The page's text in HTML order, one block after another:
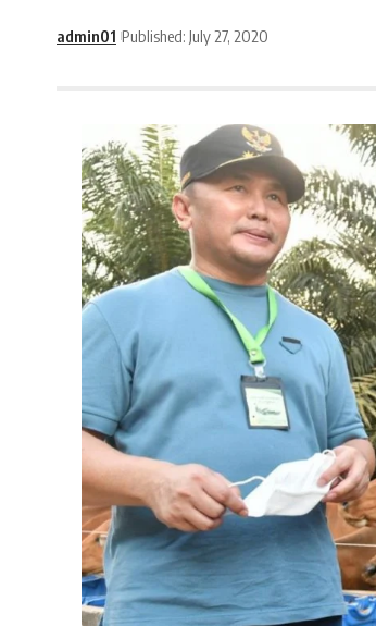
admin01 Published: July 27, 2020